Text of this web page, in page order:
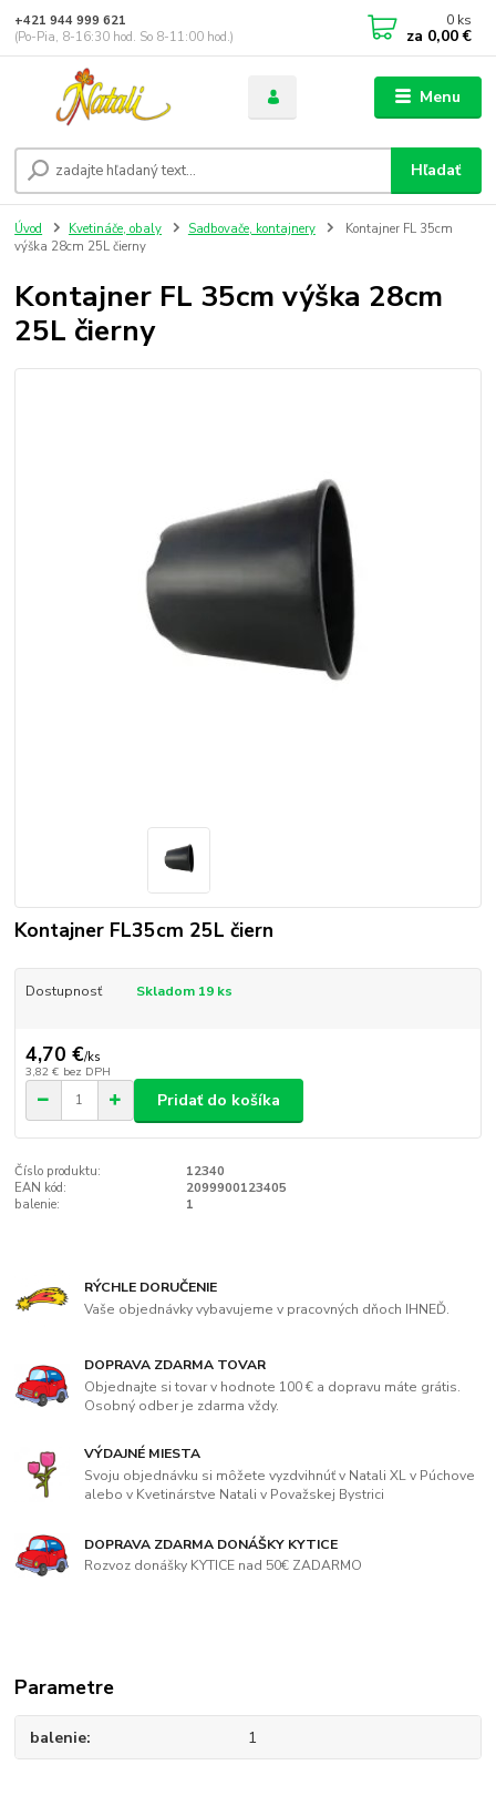
Menu
Hľadať
+421 944 999 621
(Po-Pia, 8-16:30 hod. So 8-11:00 hod.)
0 ks
za 0,00 €
Úvod Kvetináče, obaly Sadbovače, kontajnery
Kontajner FL 35cm
výška 28cm 25L čierny
Kontajner FL 35cm výška 28cm
25L čierny
Kontajner FL35cm 25L čiern
Dostupnosť Skladom 19 ks
4,70 €/ks
3,82 € bez DPH
Pridať do košíka
Číslo produktu:
12340
EAN kód:
2099900123405
balenie:
1
RÝCHLE DORUČENIE
Vaše objednávky vybavujeme v pracovných dňoch IHNEĎ.
DOPRAVA ZDARMA TOVAR
Objednajte si tovar v hodnote 100 € a dopravu máte grátis.
Osobný odber je zdarma vždy.
VÝDAJNÉ MIESTA
Svoju objednávku si môžete vyzdvihnúť v Natali XL v Púchove
alebo v Kvetinárstve Natali v Považskej Bystrici
DOPRAVA ZDARMA DONÁŠKY KYTICE
Rozvoz donášky KYTICE nad 50€ ZADARMO
Parametre
balenie 1